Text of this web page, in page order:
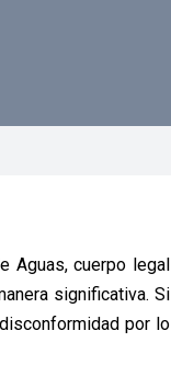
Aguas, cuerpo legal
significativa. Si
por lo